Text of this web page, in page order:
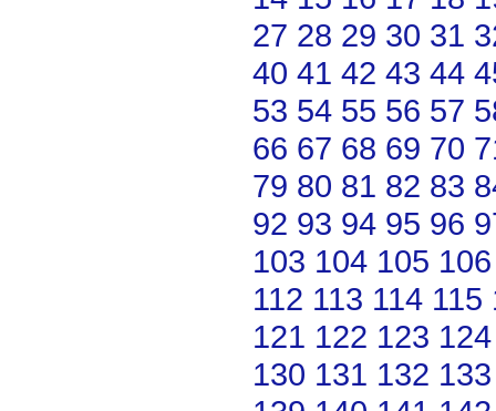
27 28 29 30 31
40 41 42 43 44
53 54 55 56 57
66 67 68 69 70
79 80 81 82 83
92 93 94 95 96
103 104 105 106
112 113 114 115
121 122 123 124
130 131 132 133